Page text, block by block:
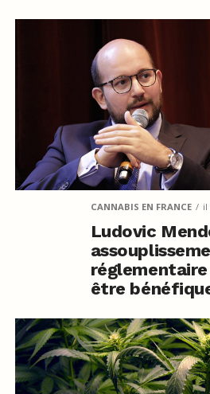
CANNABIS EN FRANCE il
Ludovic
être